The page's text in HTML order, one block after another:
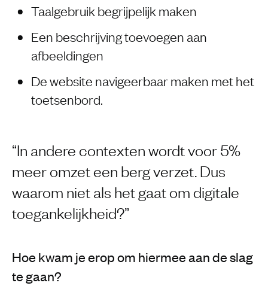
Taalgebruik begrijpelijk maken
Een beschrijving toevoegen aan
afbeeldingen
De website navigeerbaar maken met het
toetsenbord.
In andere contexten wordt voor 5%
meer omzet een berg verzet. Dus
waarom niet als het gaat om digitale
toegankelijkheid?
Hoe kwam je erop om hiermee aan de slag
te gaan?